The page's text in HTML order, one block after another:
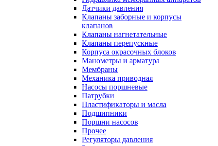
Датчики давления
Клапаны заборные и корпусы
клапанов
Клапаны нагнетательные
Клапаны перепускные
Корпуса окрасочных блоков
Манометры и арматура
Мембраны
Механика приводная
Насосы поршневые
Патрубки
Пластификаторы и масла
Подшипники
Поршни насосов
Прочее
Регуляторы давления